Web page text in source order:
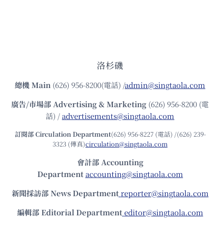
洛杉磯
總機Main (626) 956-8200(電話) /admin@singtaola.com
廣告/市場部Advertising & Marketing (626) 956-8200 (電
話) /advertisements@singtaola.com
訂閱部 Circulation Department(626) 956-8227 (電話) /(626) 239-
3323 (傳真)circulation@singtaola.com
會計部 Accounting
Department accounting@singtaola.com
新聞採訪部 News Department reporter@singtaola.com
編輯部 Editorial Department editor@singtaola.com